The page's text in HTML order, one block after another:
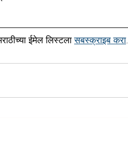
ईमेल लिस्टला सबस्क्राइब करा.